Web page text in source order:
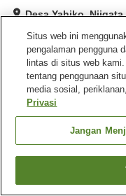
Desa Yahiko,
Hebat Ulasan:
Fasilitas properti
Spa / Salon kecantikan
Yahiko Onsen Shiki no Yado
Situs web ini
pengalaman pengguna
lintas di situs web
tentang penggunaan
media sosial,
Privasi
Jangan